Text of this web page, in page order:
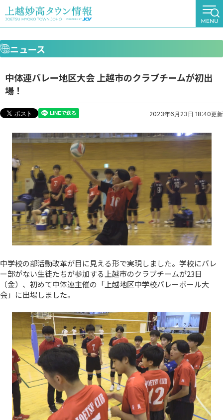
ニュース
中体連バレー地区大会 上越市のクラブチームが初出
場！
2023年6月23日 18:40更新
中学校の部活動改革が目に見える形で実現しました。学校にバレ
ー部がない生徒たちが参加する上越市のクラブチームが23日
（金）、初めて中体連主催の「上越地区中学校バレーボール大
会」に出場しました。